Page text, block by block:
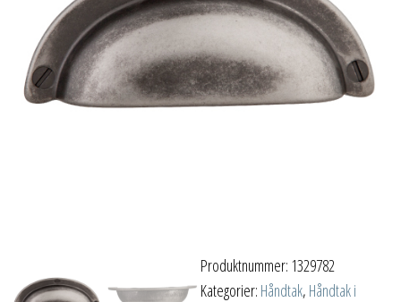
Produktnummer: 1329782
Kategorier: Håndtak, Håndtak i